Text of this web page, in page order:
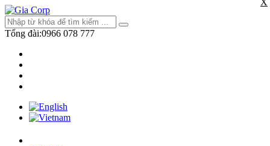
Tổng đài:0966 078 777
X